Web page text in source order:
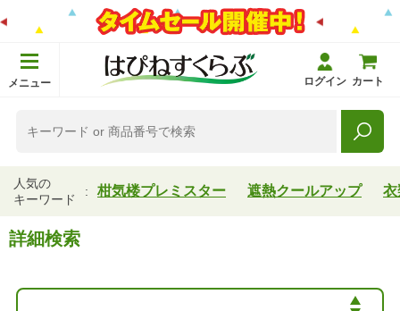
メニュー ログイン カート
人気の
キーワード
柑気楼プレミスター 遮熱クールアップ 衣
詳細検索